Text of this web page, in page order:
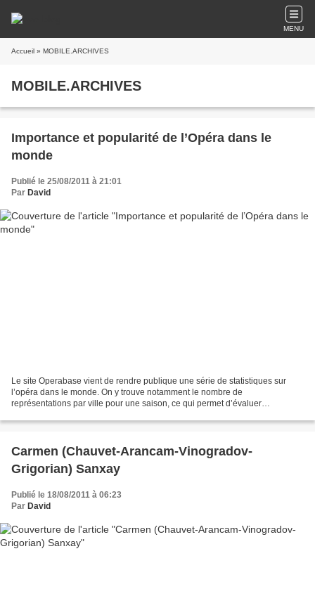
MENU
Accueil » MOBILE.ARCHIVES
MOBILE.ARCHIVES
Importance et popularité de l’Opéra dans le
monde
Publié le 25/08/2011 à 21:01
Par David
Le site Operabase vient de rendre publique une série de statistiques sur
l’opéra dans le monde. On y trouve notamment le nombre de
représentations par ville pour une saison, ce qui permet d’évaluer
Carmen (Chauvet-Arancam-Vinogradov-
Grigorian) Sanxay
Publié le 18/08/2011 à 06:23
Par David